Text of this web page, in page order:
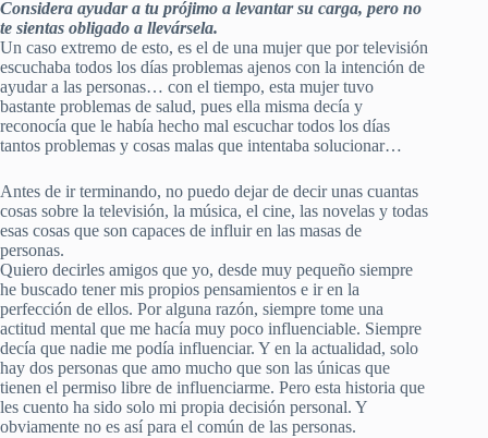
Considera ayudar a tu prójimo a levantar su carga, pero no
te sientas obligado a llevársela.
Un caso extremo de esto, es el de una mujer que por televisión
escuchaba todos los días problemas ajenos con la intención de
ayudar a las personas… con el tiempo, esta mujer tuvo
bastante problemas de salud, pues ella misma decía y
reconocía que le había hecho mal escuchar todos los días
tantos problemas y cosas malas que intentaba solucionar…
Antes de ir terminando, no puedo dejar de decir unas cuantas
cosas sobre la televisión, la música, el cine, las novelas y todas
esas cosas que son capaces de influir en las masas de
personas.
Quiero decirles amigos que yo, desde muy pequeño siempre
he buscado tener mis propios pensamientos e ir en la
perfección de ellos. Por alguna razón, siempre tome una
actitud mental que me hacía muy poco influenciable. Siempre
decía que nadie me podía influenciar. Y en la actualidad, solo
hay dos personas que amo mucho que son las únicas que
tienen el permiso libre de influenciarme. Pero esta historia que
les cuento ha sido solo mi propia decisión personal. Y
obviamente no es así para el común de las personas.